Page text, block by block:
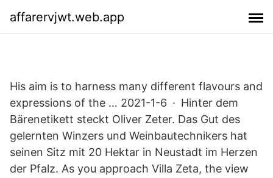
affarervjwt.web.app
His aim is to harness many different flavours and
expressions of the … 2021-1-6 · Hinter dem
Bärenetikett steckt Oliver Zeter. Das Gut des
gelernten Winzers und Weinbautechnikers hat
seinen Sitz mit 20 Hektar in Neustadt im Herzen
der Pfalz. As you approach Villa Zeta, the view